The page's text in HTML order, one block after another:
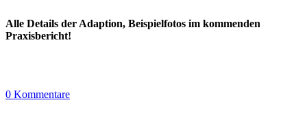
Alle Details der Adaption, Beispielfotos im kommenden
Praxisbericht!
0 Kommentare